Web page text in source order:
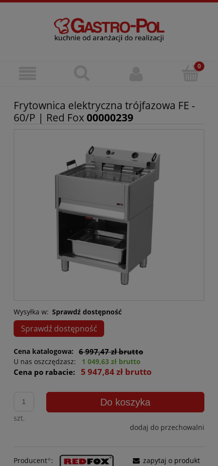
Frytownica elektryczna trójfazowa FE -
60/P | Red Fox00000239
Wysyłka w: Sprawdź dostępność
Sprawdź dostępność
Cena katalogowa: 6 997,47 zł brutto
U nas oszczędzasz: 1 049,63 zł brutto
Cena po rabacie: 5 947,84 zł brutto
szt.
Do koszyka
dodaj do przechowalni
Producent*:
zapytaj o produkt